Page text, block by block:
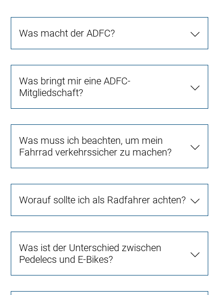
Was macht der ADFC?
Was bringt mir eine ADFC-
Mitgliedschaft?
Was muss ich beachten, um mein
Fahrrad verkehrssicher zu machen?
Worauf sollte ich als Radfahrer achten?
Was ist der Unterschied zwischen
Pedelecs und E-Bikes?